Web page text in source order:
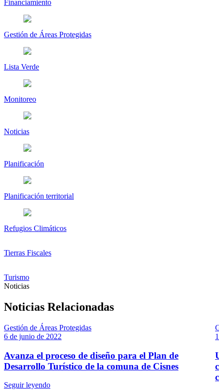
Financiamiento
Gestión de Áreas Protegidas
Lista Verde
Monitoreo
Noticias
Planificación
Planificación territorial
Refugios Climáticos
Tierras Fiscales
Turismo
Noticias
Noticias Relacionadas
Gestión de Áreas Protegidas
6 de junio de 2022
Avanza el proceso de diseño para el Plan de
Desarrollo Turístico de la comuna de Cisnes
Seguir leyendo